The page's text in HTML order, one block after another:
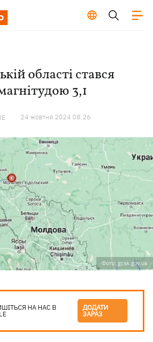
області стався
3,1
24 жовтня 2024 08:26
Фото: gcsk.gov.ua
НА НАС В ДОДАТИ
ЗАРАЗ